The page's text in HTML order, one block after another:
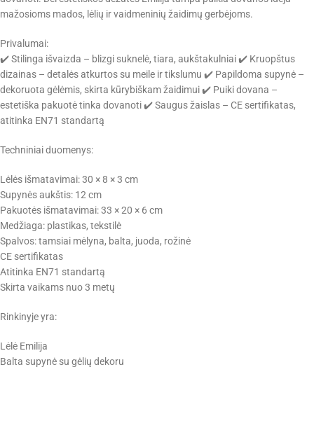
mažosioms mados, lėlių ir vaidmeninių žaidimų gerbėjoms.
Privalumai:
✔️ Stilinga išvaizda – blizgi suknelė, tiara, aukštakulniai ✔️ Kruopštus
dizainas – detalės atkurtos su meile ir tikslumu ✔️ Papildoma supynė –
dekoruota gėlėmis, skirta kūrybiškam žaidimui ✔️ Puiki dovana –
estetiška pakuotė tinka dovanoti ✔️ Saugus žaislas – CE sertifikatas,
atitinka EN71 standartą
Techniniai duomenys:
Lėlės išmatavimai: 30 × 8 × 3 cm
Supynės aukštis: 12 cm
Pakuotės išmatavimai: 33 × 20 × 6 cm
Medžiaga: plastikas, tekstilė
Spalvos: tamsiai mėlyna, balta, juoda, rožinė
CE sertifikatas
Atitinka EN71 standartą
Skirta vaikams nuo 3 metų
Rinkinyje yra:
Lėlė Emilija
Balta supynė su gėlių dekoru